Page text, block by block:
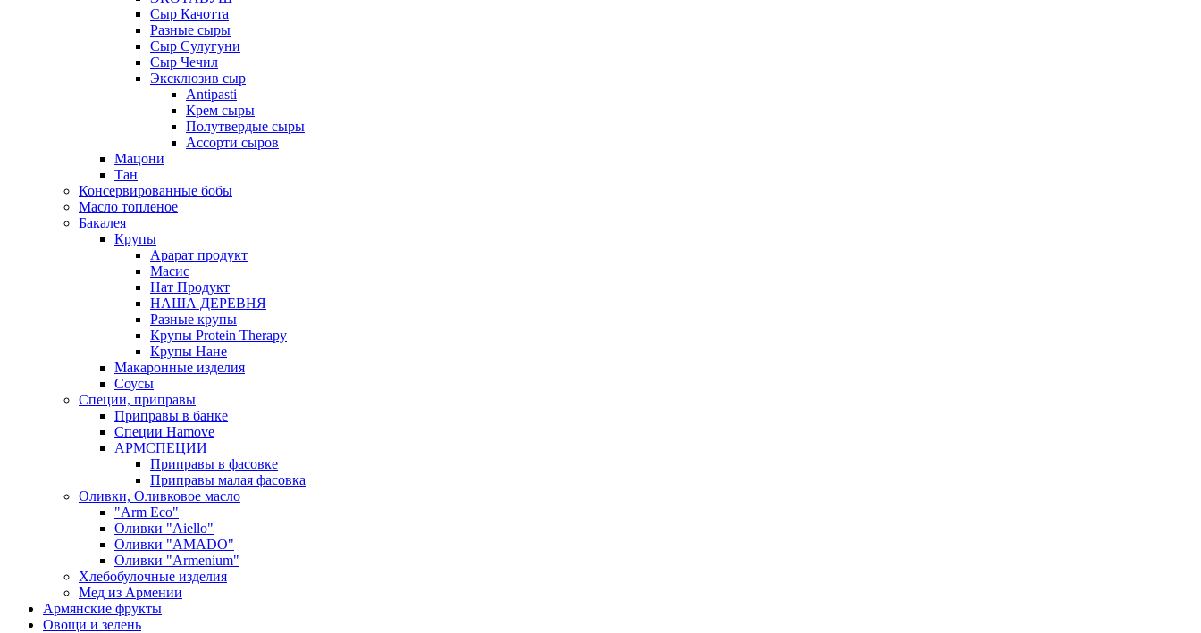
Сыр Качотта
Разные сыры
Сыр Сулугуни
Сыр Чечил
Эксклюзив сыр
Antipasti
Крем сыры
Полутвердые сыры
Ассорти сыров
Мацони
Тан
Консервированные бобы
Масло топленое
Бакалея
Крупы
Арарат продукт
Масис
Нат Продукт
НАША ДЕРЕВНЯ
Разные крупы
Крупы Protein Therapy
Крупы Нане
Макаронные изделия
Соусы
Специи, приправы
Приправы в банке
Специи Hamove
АРМСПЕЦИИ
Приправы в фасовке
Приправы малая фасовка
Оливки, Оливковое масло
"Arm Eco"
Оливки "Aiello"
Оливки "AMADO"
Оливки "Armenium"
Хлебобулочные изделия
Мед из Армении
Армянские фрукты
Овощи и зелень